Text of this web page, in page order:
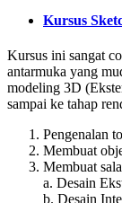
Kursus
Kursus ini sangat
antarmuka yang
modeling 3D
sampai ke tahap
Pengenalan
Membuat
Membuat
a. Desain
b. Desain